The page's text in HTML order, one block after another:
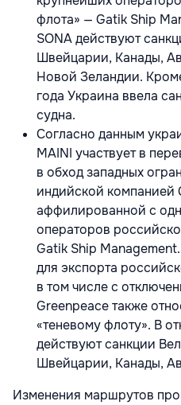
флота» — Gatik Ship
SONA действуют
Швейцарии, Канады,
Новой Зеландии.
года Украина ввела
судна.
Согласно данным
MAINI участвует в
в обход западных
индийской компанией
аффилированной с
операторов
Gatik Ship
для экспорта
в том числе с
Greenpeace также
«теневому флоту». В
действуют санкции
Швейцарии, Канады,
Изменения маршрутов